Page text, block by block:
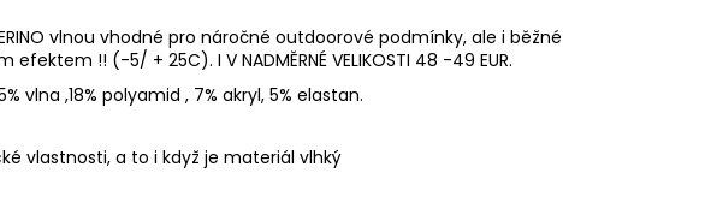
vlnou vhodné pro náročné outdoorové podmínky, ale i běžné
!! (-5/ + 25C). I V NADMĚRNÉ VELIKOSTI 48 -49 EUR.
vlna ,18% polyamid , 7% akryl, 5% elastan.
vlastnosti, a to i když je materiál vlhký